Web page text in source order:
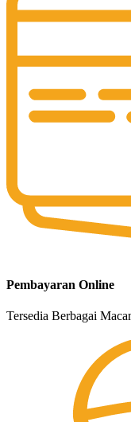
Pembayaran Online
Tersedia Berbagai